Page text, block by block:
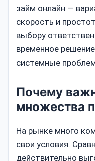
займ онлайн —
скорость и
выбору
временное
системные
Почему
множества
На рынке много
свои условия.
действительно